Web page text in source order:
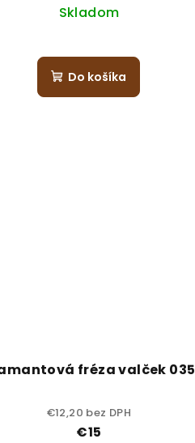
Skladom
Do košíka
fréza valček 035
€12,20 bez DPH
€15